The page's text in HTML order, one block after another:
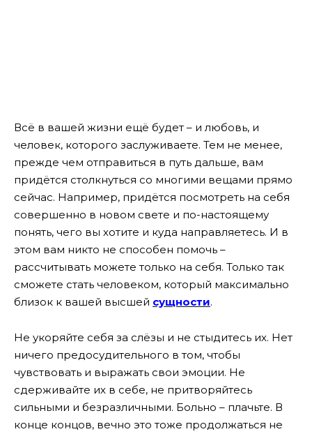
Всё в вашей жизни ещё будет – и любовь, и
человек, которого заслуживаете. Тем не менее,
прежде чем отправиться в путь дальше, вам
придётся столкнуться со многими вещами прямо
сейчас. Например, придётся посмотреть на себя
совершенно в новом свете и по-настоящему
понять, чего вы хотите и куда направляетесь. И в
этом вам никто не способен помочь –
рассчитывать можете только на себя. Только так
сможете стать человеком, который максимально
близок к вашей высшей сущности.
Не укоряйте себя за слёзы и не стыдитесь их. Нет
ничего предосудительного в том, чтобы
чувствовать и выражать свои эмоции. Не
сдерживайте их в себе, не притворяйтесь
сильными и безразличными. Больно – плачьте. В
конце концов, вечно это тоже продолжаться не